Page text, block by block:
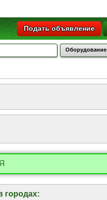
Подать объявление
Оборудование
городах: